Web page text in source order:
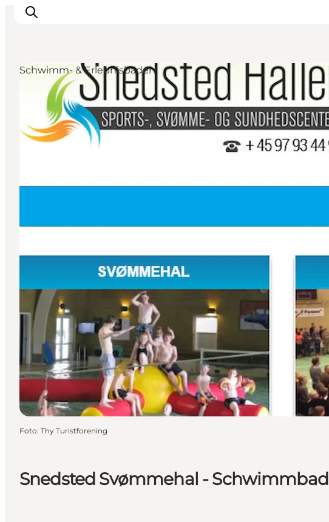
Inspiration
Regionen
Erlebnisse
Snedsted Svømmehal - Schwimmbad
Schwimm- & Erlebnisbäder
Foto: Thy Turistforening